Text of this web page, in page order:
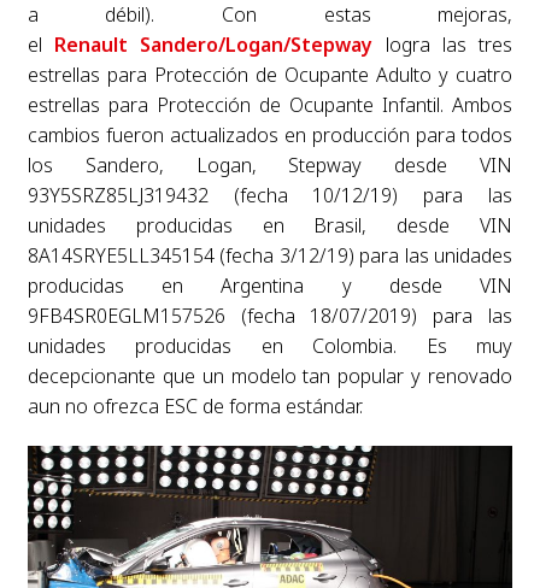
a débil). Con estas mejoras,
el Renault Sandero/Logan/Stepway logra las tres
estrellas para Protección de Ocupante Adulto y cuatro
estrellas para Protección de Ocupante Infantil. Ambos
cambios fueron actualizados en producción para todos
los Sandero, Logan, Stepway desde VIN
93Y5SRZ85LJ319432 (fecha 10/12/19) para las
unidades producidas en Brasil, desde VIN
8A14SRYE5LL345154 (fecha 3/12/19) para las unidades
producidas en Argentina y desde VIN
9FB4SR0EGLM157526 (fecha 18/07/2019) para las
unidades producidas en Colombia. Es muy
decepcionante que un modelo tan popular y renovado
aun no ofrezca ESC de forma estándar.